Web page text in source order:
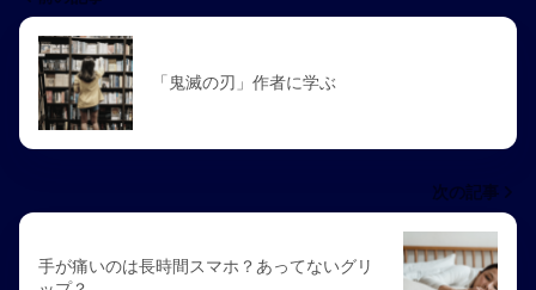
「鬼滅の刃」作者に学ぶ
次の記事
手が痛いのは長時間スマホ？あってないグリ